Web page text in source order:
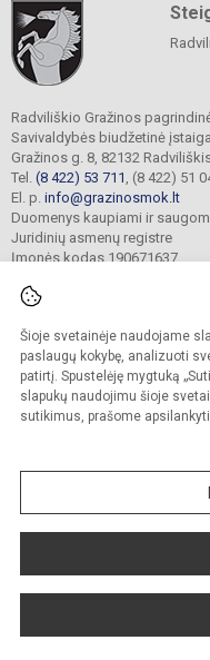
Šioje svetainėje naudojame
paslaugų kokybę, analizuoti
patirtį. Spustelėję mygtuką
slapukų naudojimu šioje
sutikimus, prašome apsilankyti
Radviliškio Gražinos
Savivaldybės biudžetinė įstaiga
Gražinos g. 8, 82132
Tel. (8 422) 53 711 , (8 422) 51
El. p. info@grazinosmok.lt
Duomenys kaupiami ir
Juridinių asmenų registre
Įmonės kodas 190671637
© 2022. Radviliškio Gražinos
Kopijuoti turinį be raštiško
Prieinamumo
Sumanus būdas